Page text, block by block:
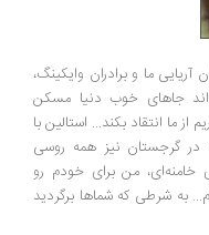
و برادران وایکینگ،
خوب دنیا مسکن
بکند... استالین با
نیز همه روسی
من برای خودم رو
که شماها برگردید